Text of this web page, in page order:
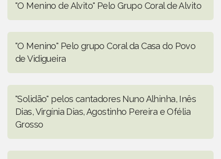
"O Menino de Alvito" Pelo Grupo Coral de Alvito
"O Menino" Pelo grupo Coral da Casa do Povo
de Vidigueira
"Solidão" pelos cantadores Nuno Alhinha, Inês
Dias, Virgínia Dias, Agostinho Pereira e Ofélia
Grosso